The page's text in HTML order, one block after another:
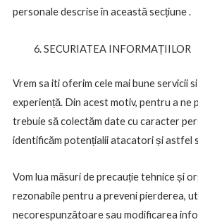
personale descrise în această secțiune .
SECURIATEA INFORMAȚIILOR
Vrem sa iti oferim cele mai bune servicii
experiență. Din acest motiv, pentru a ne
trebuie să colectăm date cu caracter
identificăm potențialii atacatori și astfel
Vom lua măsuri de precauție tehnice și
rezonabile pentru a preveni pierderea,
necorespunzătoare sau modificarea